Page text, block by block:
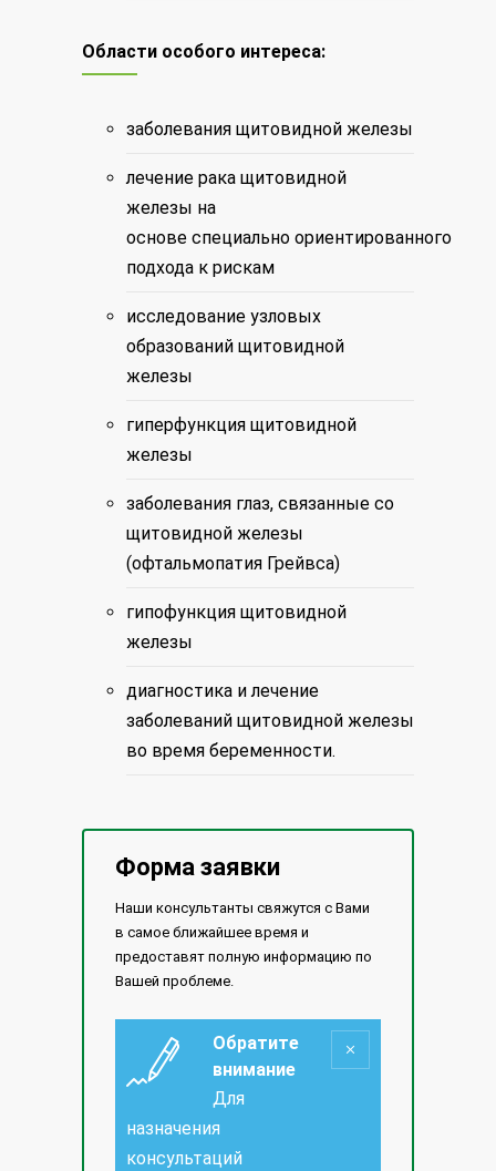
Области особого интереса:
заболевания щитовидной железы
лечение рака щитовидной
железы на
основе специально ориентированного
подхода к рискам
исследование узловых
образований щитовидной
железы
гиперфункция щитовидной
железы
заболевания глаз, связанные со
щитовидной железы
(офтальмопатия Грейвса)
гипофункция щитовидной
железы
диагностика и лечение
заболеваний щитовидной железы
во время беременности.
Форма заявки
Наши консультанты свяжутся с Вами
в самое ближайшее время и
предоставят полную информацию по
Вашей проблеме.
Обратите
внимание
Для
назначения
консультаций